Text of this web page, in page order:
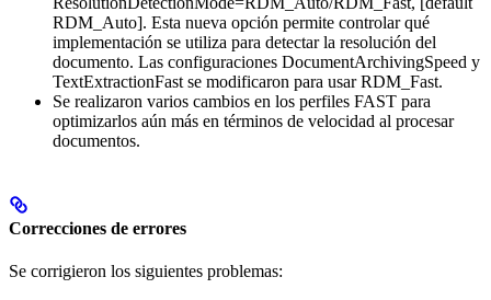
RDM_Auto]. Esta nueva opción permite controlar qué
implementación se utiliza para detectar la resolución del
documento. Las configuraciones DocumentArchivingSpeed y
TextExtractionFast se modificaron para usar RDM_Fast.
Se realizaron varios cambios en los perfiles FAST para
optimizarlos aún más en términos de velocidad al procesar
documentos.
Correcciones de errores
Se corrigieron los siguientes problemas: